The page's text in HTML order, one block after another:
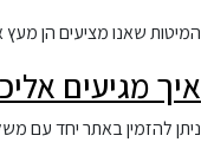
המיטות שאנו מציעים הן מעץ
איך מגיעים
ניתן להזמין באתר יחד עם